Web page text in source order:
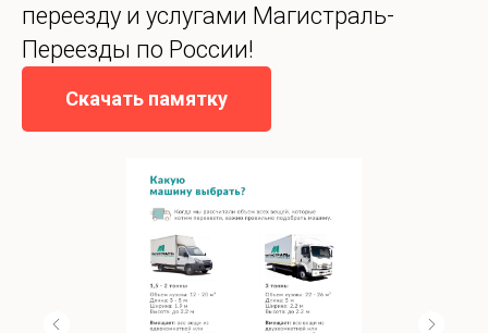
переезду и услугами Магистраль-
Переезды по России!
Скачать памятку